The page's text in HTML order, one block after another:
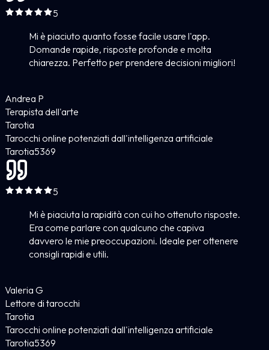
5
Mi è piaciuto quanto fosse facile usare l'app.
Domande rapide, risposte profonde e molta
chiarezza. Perfetto per prendere decisioni migliori!
Andrea P
Terapista dell'arte
Tarotia
Tarocchi online potenziati dall'intelligenza artificiale
Tarotia5369
5
Mi è piaciuta la rapidità con cui ho ottenuto risposte.
Era come parlare con qualcuno che capiva
davvero le mie preoccupazioni. Ideale per ottenere
consigli rapidi e utili.
Valeria G
Lettore di tarocchi
Tarotia
Tarocchi online potenziati dall'intelligenza artificiale
Tarotia5369